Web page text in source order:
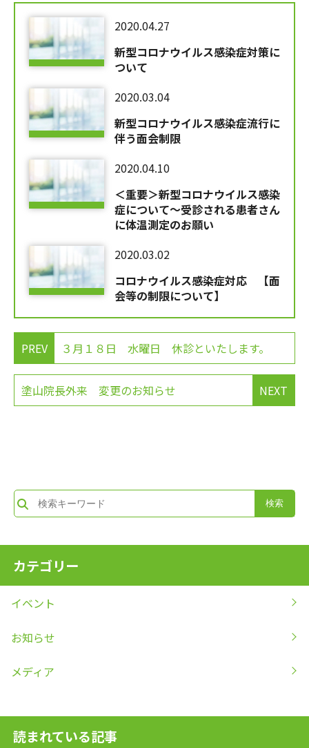
2020.04.27
新型コロナウイルス感染症対策に
ついて
2020.03.04
新型コロナウイルス感染症流行に
伴う面会制限
2020.04.10
＜重要＞新型コロナウイルス感染
症について～受診される患者さん
に体温測定のお願い
2020.03.02
コロナウイルス感染症対応 【面
会等の制限について】
PREV ３月１８日 水曜日 休診といたします。
NEXT
塗山院長外来 変更のお知らせ
カテゴリー
イベント
お知らせ
メディア
読まれている記事